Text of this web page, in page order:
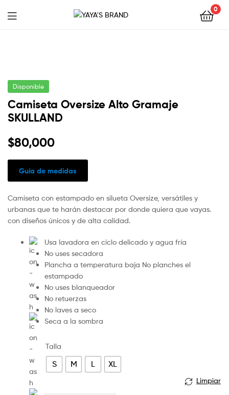
0
Disponible
Camiseta Oversize Alto Gramaje
SKULLAND
$80,000
Guía de medidas
Camiseta con estampado en silueta Oversize, versátiles y
urbanas que te harán destacar por donde quiera que vayas.
con diseños únicos y de alta calidad.
Usa lavadora en ciclo delicado y agua fría
No uses secadora
Plancha a temperatura baja No planches el
estampado
No uses blanqueador
No retuerzas
No laves a seco
Seca a la sombra
Talla
S M L XL
Limpiar